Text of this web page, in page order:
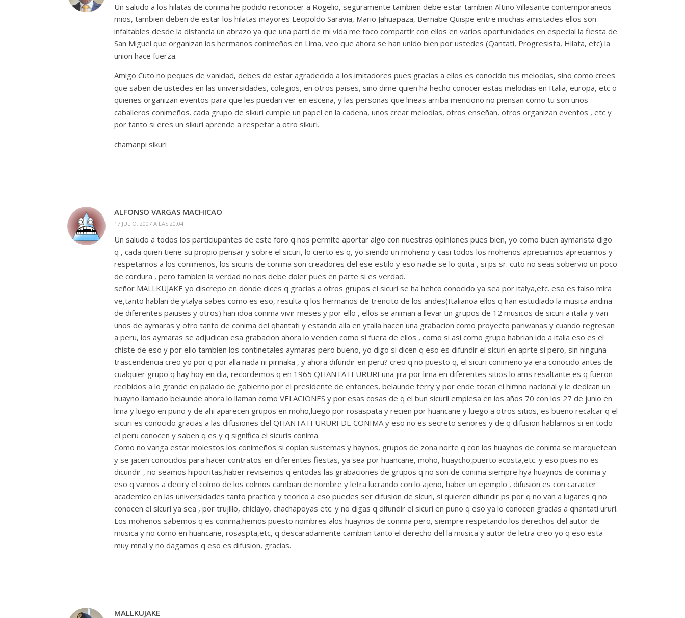
Un saludo a los hilatas de conima he podido reconocer a Rogelio, seguramente tambien debe estar tambien Altino Villasante contemporaneos
mios, tambien deben de estar los hilatas mayores Leopoldo Saravia, Mario Jahuapaza, Bernabe Quispe entre muchas amistades ellos son
infaltables desde la distancia un abrazo ya que una parti de mi vida me toco compartir con ellos en varios oportunidades en especial la fiesta de
San Miguel que organizan los hermanos conimeños en Lima, veo que ahora se han unido bien por ustedes (Qantati, Progresista, Hilata, etc) la
union hace fuerza.
Amigo Cuto no peques de vanidad, debes de estar agradecido a los imitadores pues gracias a ellos es conocido tus melodias, sino como crees
que saben de ustedes en las universidades, colegios, en otros paises, sino dime quien ha hecho conocer estas melodias en Italia, europa, etc o
quienes organizan eventos para que les puedan ver en escena, y las personas que lineas arriba menciono no piensan como tu son unos
caballeros conimeños. cada grupo de sikuri cumple un papel en la cadena, unos crear melodias, otros enseñan, otros organizan eventos , etc y
por tanto si eres un sikuri aprende a respetar a otro sikuri.
chamanpi sikuri
ALFONSO VARGAS MACHICAO
17 JULIO, 2007 A LAS 20:04
Un saludo a todos los particiupantes de este foro q nos permite aportar algo con nuestras opiniones pues bien, yo como buen aymarista digo
q , cada quien tiene su propio pensar y sobre el sicuri, lo cierto es q, yo siendo un moheño y casi todos los moheños apreciamos apreciamos y
respetamos a los conimeños, los sicuris de conima son creadores del ese estilo y eso nadie se lo quita , si ps sr. cuto no seas sobervio un poco
de cordura , pero tambien la verdad no nos debe doler pues en parte si es verdad.
señor MALLKUJAKE yo discrepo en donde dices q gracias a otros grupos el sicuri se ha hehco conocido ya sea por italya,etc. eso es falso mira
ve,tanto hablan de ytalya sabes como es eso, resulta q los hermanos de trencito de los andes(Italianoa ellos q han estudiado la musica andina
de diferentes paiuses y otros) han idoa conima vivir meses y por ello , ellos se animan a llevar un grupos de 12 musicos de sicuri a italia y van
unos de aymaras y otro tanto de conima del qhantati y estando alla en ytalia hacen una grabacion como proyecto pariwanas y cuando regresan
a peru, los aymaras se adjudican esa grabacion ahora lo venden como si fuera de ellos , como si asi como grupo habrian ido a italia eso es el
chiste de eso y por ello tambien los continetales aymaras pero bueno, yo digo si dicen q eso es difundir el sicuri en aprte si pero, sin ninguna
trascendencia creo yo por q por alla nada ni pirinaka , y ahora difundir en peru? creo q no puesto q, el sicuri conimeño ya era conocido antes de
cualquier grupo q hay hoy en dia, recordemos q en 1965 QHANTATI URURI una jira por lima en diferentes sitios lo ams resaltante es q fueron
recibidos a lo grande en palacio de gobierno por el presidente de entonces, belaunde terry y por ende tocan el himno nacional y le dedican un
huayno llamado belaunde ahora lo llaman como VELACIONES y por esas cosas de q el bun sicuril empiesa en los años 70 con los 27 de junio en
lima y luego en puno y de ahi aparecen grupos en moho,luego por rosaspata y recien por huancane y luego a otros sitios, es bueno recalcar q el
sicuri es conocido gracias a las difusiones del QHANTATI URURI DE CONIMA y eso no es secreto señores y de q difusion hablamos si en todo
el peru conocen y saben q es y q significa el sicuris conima.
Como no vanga estar molestos los conimeños si copian sustemas y haynos, grupos de zona norte q con los huaynos de conima se marquetean
y se jacen conocidos para hacer contratos en diferentes fiestas, ya sea por huancane, moho, huaycho,puerto acosta,etc. y eso pues no es
dicundir , no seamos hipocritas,haber revisemos q entodas las grabaciones de grupos q no son de conima siempre hya huaynos de conima y
eso q vamos a deciry el colmo de los colmos cambian de nombre y letra lucrando con lo ajeno, haber un ejemplo , difusion es con caracter
academico en las universidades tanto practico y teorico a eso puedes ser difusion de sicuri, si quieren difundir ps por q no van a lugares q no
conocen el sicuri ya sea , por trujillo, chiclayo, chachapoyas etc. y no digas q difundir el sicuri en puno q eso ya lo conocen gracias a qhantati ururi.
Los moheños sabemos q es conima,hemos puesto nombres alos huaynos de conima pero, siempre respetando los derechos del autor de
musica y no como en huancane, rosaspta,etc, q descaradamente cambian tanto el derecho del la musica y autor de letra creo yo q eso esta
muy mnal y no dagamos q eso es difusion, gracias.
MALLKUJAKE